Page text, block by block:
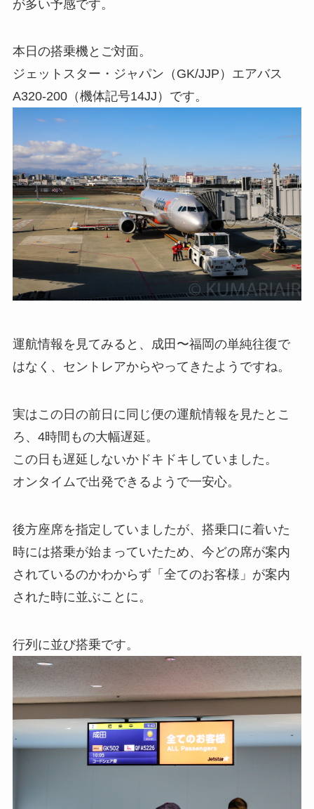
が多い予感です。
本日の搭乗機とご対面。
ジェットスター・ジャパン（GK/JJP）エアバス
A320-200（機体記号14JJ）です。
運航情報を見てみると、成田〜福岡の単純往復で
はなく、セントレアからやってきたようですね。
実はこの日の前日に同じ便の運航情報を見たとこ
ろ、4時間もの大幅遅延。
この日も遅延しないかドキドキしていました。
オンタイムで出発できるようで一安心。
後方座席を指定していましたが、搭乗口に着いた
時には搭乗が始まっていたため、今どの席が案内
されているのかわからず「全てのお客様」が案内
された時に並ぶことに。
行列に並び搭乗です。